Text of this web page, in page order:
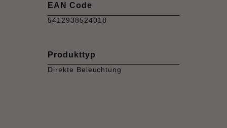
EAN Code
5412938524018
Produkttyp
Direkte Beleuchtung